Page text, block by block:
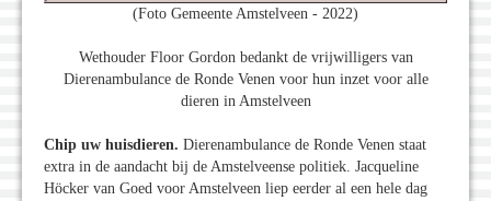
(Foto Gemeente Amstelveen - 2022)
Wethouder Floor Gordon bedankt de vrijwilligers van
Dierenambulance de Ronde Venen voor hun inzet voor alle
dieren in Amstelveen
Chip uw huisdieren. Dierenambulance de Ronde Venen staat
extra in de aandacht bij de Amstelveense politiek. Jacqueline
Höcker van Goed voor Amstelveen liep eerder al een hele dag